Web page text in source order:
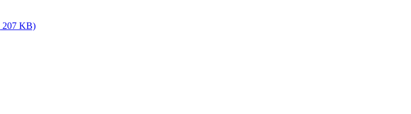
207 KB)